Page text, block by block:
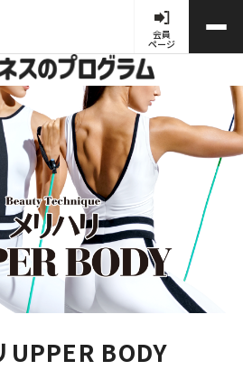
会員
ページ
UPPER BODY